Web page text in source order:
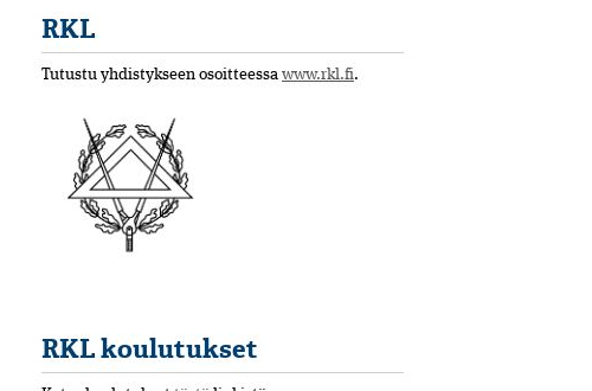
RKL
Tutustu yhdistykseen osoitteessa www.rkl.fi.
RKL koulutukset